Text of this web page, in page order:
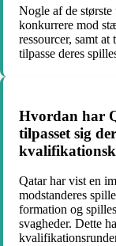
Nogle af de
konkurrere mod
ressourcer, samt
tilpasse deres
Hvordan har
tilpasset sig
Qatar har vist en
modstanderes
formation og
svagheder. Dette